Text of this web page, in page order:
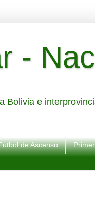
-
Bolivia e
de Ascenso